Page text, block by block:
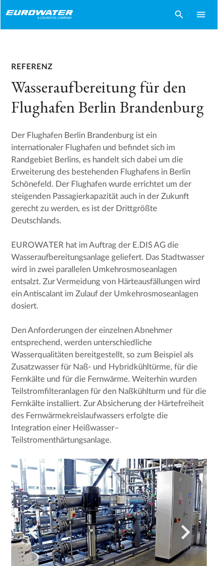
search menu
REFERENZ
Wasseraufbereitung für den
Flughafen Berlin Brandenburg
Der Flughafen Berlin Brandenburg ist ein
internationaler Flughafen und befindet sich im
Randgebiet Berlins, es handelt sich dabei um die
Erweiterung des bestehenden Flughafens in Berlin
Schönefeld. Der Flughafen wurde errichtet um der
steigenden Passagierkapazität auch in der Zukunft
gerecht zu werden, es ist der Drittgrößte
Deutschlands.
EUROWATER hat im Auftrag der E.DIS AG die
Wasseraufbereitungsanlage geliefert. Das Stadtwasser
wird in zwei parallelen Umkehrosmoseanlagen
entsalzt. Zur Vermeidung von Härteausfällungen wird
ein Antiscalant im Zulauf der Umkehrosmoseanlagen
dosiert.
Den Anforderungen der einzelnen Abnehmer
entsprechend, werden unterschiedliche
Wasserqualitäten bereitgestellt, so zum Beispiel als
Zusatzwasser für Naß- und Hybridkühltürme, für die
Fernkälte und für die Fernwärme. Weiterhin wurden
Teilstromfilteranlagen für den Naßkühlturm und für die
Fernkälte installiert. Zur Absicherung der Härtefreiheit
des Fernwärmekreislaufwassers erfolgte die
Integration einer Heißwasser–
Teilstromenthärtungsanlage.